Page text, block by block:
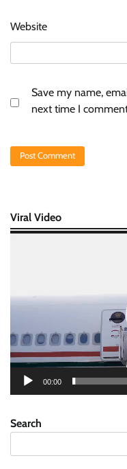
Website
Save my name,
next time I
Viral Video
00:00
Search